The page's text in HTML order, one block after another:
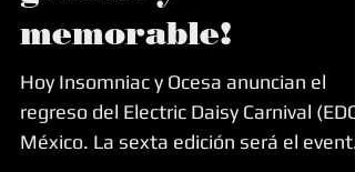
31 ago 2018
será la edición más
grande y